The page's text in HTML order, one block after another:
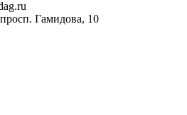
Гамидова, 10